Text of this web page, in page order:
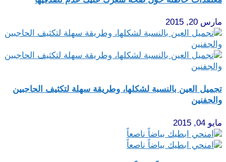
مارس 20, 2015
تجميل العين بالنسبة لشكلها، وطريقة سهلة لتكثيف الحاجبين
والجفنين
مايو 04, 2015